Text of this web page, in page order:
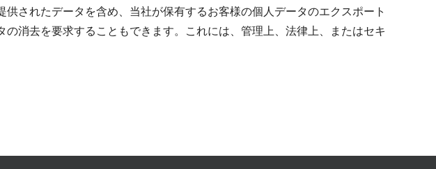
されたデータを含め、当社が保有するお客様の個人データのエクスポート
消去を要求することもできます。これには、管理上、法律上、またはセキ